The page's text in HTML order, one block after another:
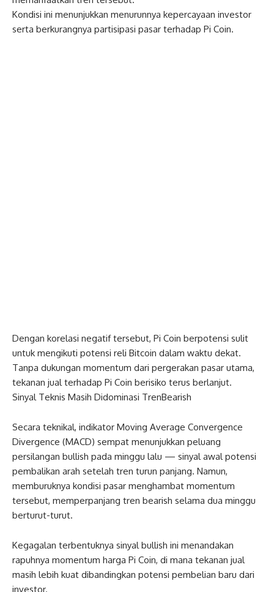
Kondisi ini menunjukkan menurunnya kepercayaan investor
serta berkurangnya partisipasi pasar terhadap Pi Coin.
Dengan korelasi negatif tersebut, Pi Coin berpotensi sulit
untuk mengikuti potensi reli Bitcoin dalam waktu dekat.
Tanpa dukungan momentum dari pergerakan pasar utama,
tekanan jual terhadap Pi Coin berisiko terus berlanjut.
Sinyal Teknis Masih Didominasi TrenBearish
Secara teknikal, indikator Moving Average Convergence
Divergence (MACD) sempat menunjukkan peluang
persilangan bullish pada minggu lalu — sinyal awal potensi
pembalikan arah setelah tren turun panjang. Namun,
memburuknya kondisi pasar menghambat momentum
tersebut, memperpanjang tren bearish selama dua minggu
berturut-turut.
Kegagalan terbentuknya sinyal bullish ini menandakan
rapuhnya momentum harga Pi Coin, di mana tekanan jual
masih lebih kuat dibandingkan potensi pembelian baru dari
investor.